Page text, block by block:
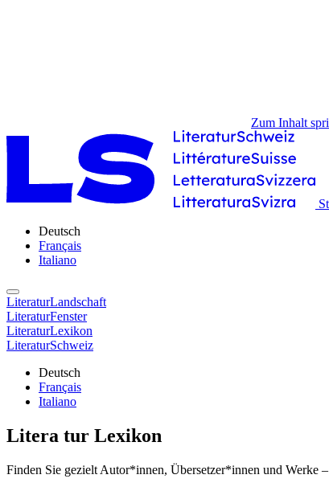
Zum Inhalt
Deutsch
Français
Italiano
LiteraturLandschaft
LiteraturFenster
LiteraturLexikon
LiteraturSchweiz
Deutsch
Français
Italiano
Litera tur Lexikon
Finden Sie gezielt Autor*innen, Übersetzer*innen und Werke